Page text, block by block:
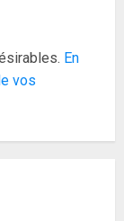
En
vos
à
: Adji
la